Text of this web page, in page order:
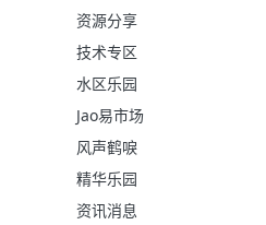
资源分享
技术专区
水区乐园
Jao易市场
风声鹤唳
精华乐园
资讯消息